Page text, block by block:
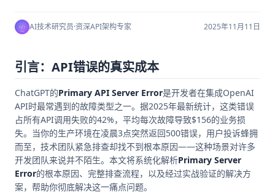
AI技术研究员·资深API架构专家 2025年11月11日
引言：API错误的真实成本
ChatGPT的Primary API Server Error是开发者在集成OpenAI
API时最常遇到的故障类型之一。据2025年最新统计，这类错误
占所有API调用失败的42%，平均每次故障导致$156的业务损
失。当你的生产环境在凌晨3点突然返回500错误，用户投诉蜂拥
而至，技术团队紧急排查却找不到根本原因——这种场景对许多
开发团队来说并不陌生。本文将系统化解析Primary Server
Error的根本原因、完整排查流程，以及经过实战验证的解决方
案，帮助你彻底解决这一痛点问题。